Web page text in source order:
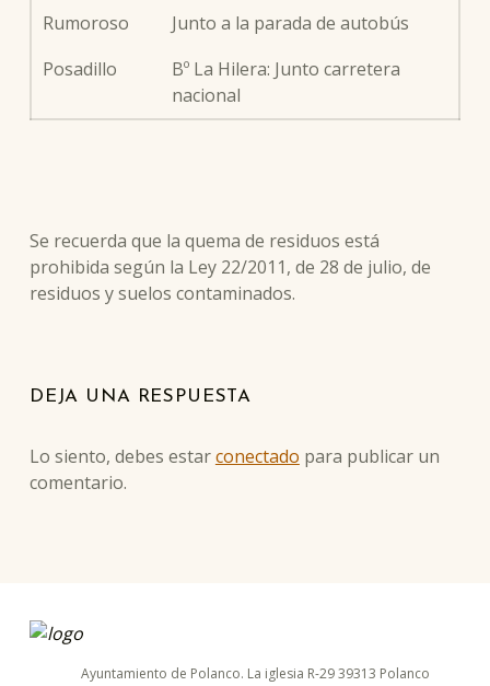
Rumoroso
Junto a la parada de autobús
Posadillo
Bº La Hilera: Junto carretera
nacional
Se recuerda que la quema de residuos está
prohibida según la Ley 22/2011, de 28 de julio, de
residuos y suelos contaminados.
Skip back to main navigation
DEJA UNA RESPUESTA
Lo siento, debes estarconectado para publicar un
comentario.
ayuntamiento de polanco
AYUNTAMIENTO DE POLANCO
Ayuntamiento de Polanco. La iglesia R-29 39313 Polanco